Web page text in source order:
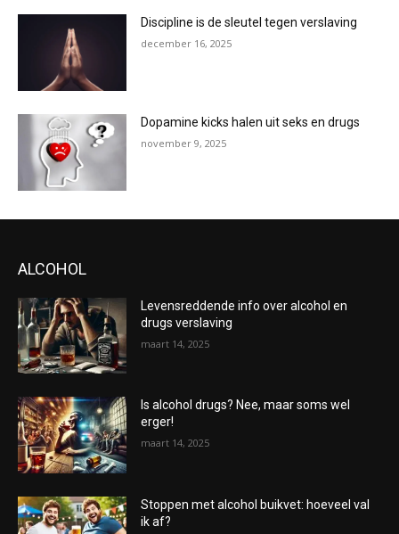
Discipline is de sleutel tegen verslaving
december 16, 2025
Dopamine kicks halen uit seks en drugs
november 9, 2025
ALCOHOL
Levensreddende info over alcohol en
drugs verslaving
maart 14, 2025
Is alcohol drugs? Nee, maar soms wel
erger!
maart 14, 2025
Stoppen met alcohol buikvet: hoeveel val
ik af?